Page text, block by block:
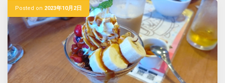
Posted on 2023年10月2日